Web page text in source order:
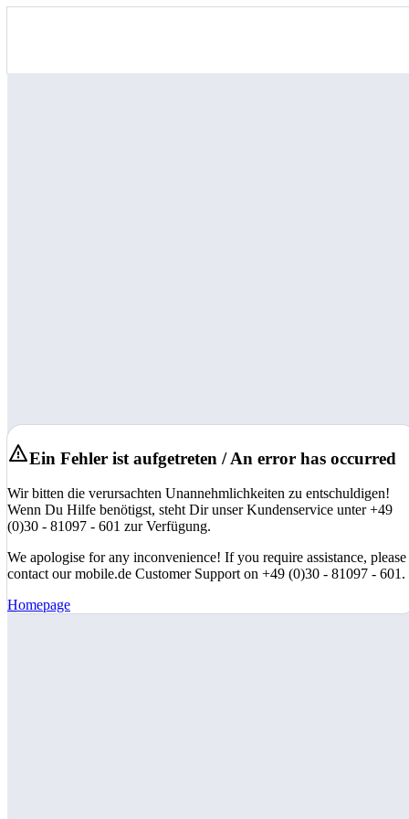
Ein Fehler ist aufgetreten / An error has occurred
Wir bitten die verursachten Unannehmlichkeiten zu entschuldigen!
Wenn Du Hilfe benötigst, steht Dir unser Kundenservice unter +49
(0)30 - 81097 - 601 zur Verfügung.
We apologise for any inconvenience! If you require assistance, please
contact our mobile.de Customer Support on +49 (0)30 - 81097 - 601.
Homepage